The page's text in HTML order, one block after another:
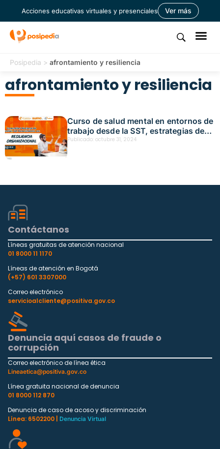
Acciones educativas virtuales y presenciales Ver más
Posipedia > afrontamiento y resiliencia
afrontamiento y resiliencia
Curso de salud mental en entornos de
trabajo desde la SST, estrategias de
afrontamiento y resiliencia – Acción
educativa presencial – Medellín Fecha:
Publicado: octubre 31, 2024
Contáctanos
Líneas gratuitas de atención nacional
01 8000 11 1170
Líneas de atención en Bogotá
(+57) 601 3307000
Correo electrónico
servicioalcliente@positiva.gov.co
Denuncia aquí casos de fraude o
corrupción
Correo electrónico de línea ética
Lineaetica@positiva.gov.co
Línea gratuita nacional de denuncia
01 8000 112 870
Denuncia de caso de acoso y discriminación
Línea: 6502200 |
Denuncia Virtual